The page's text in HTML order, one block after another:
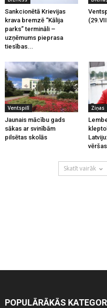
Sankcionētā Krievijas
krava bremzē “Kālija
parks” termināli –
uzņēmums pieprasa
tiesības...
Ventspilī
Jaunais mācību gads
sākas ar svinībām
pilsētas skolās
Ziņas
Skatīt vairāk
POPULĀRĀKĀS